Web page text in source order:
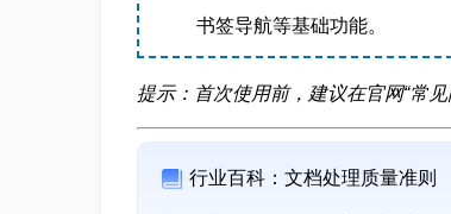
书签导航等基础功能。
提示：首次使用前，建议在官网“常
行业百科：文档处理质量准则